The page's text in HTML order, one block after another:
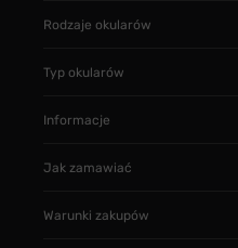
Rodzaje okularów
Typ okularów
Informacje
Jak zamawiać
Warunki zakupów